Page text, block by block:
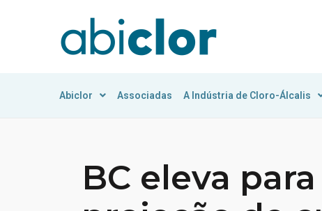
Abiclor Associadas A Indústria de Cloro-Álcalis
BC eleva para